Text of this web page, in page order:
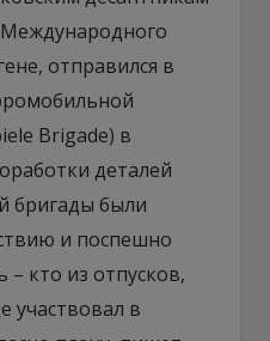
Международного
отправился в
Brigade) в
деталей
бригады были
и поспешно
– кто из отпусков,
участвовал в